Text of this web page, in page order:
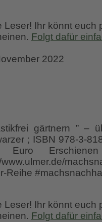
Leser! Ihr könnt euch
Folgt dafür
2022
gärtnern ” –
; ISBN 978-3-
Euro
www.ulmer.de/
Reihe
Leser! Ihr könnt euch
Folgt dafür